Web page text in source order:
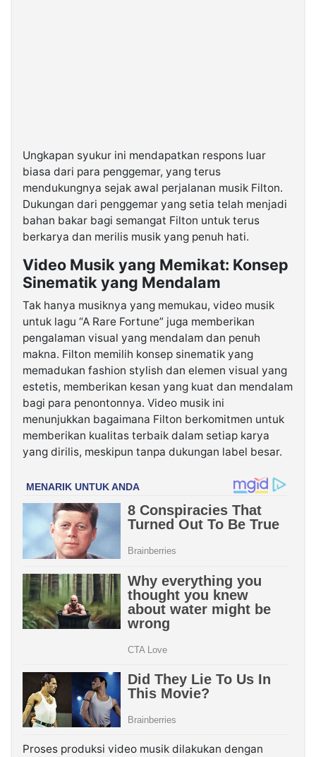
Ungkapan syukur ini mendapatkan respons luar
biasa dari para penggemar, yang terus
mendukungnya sejak awal perjalanan musik Filton.
Dukungan dari penggemar yang setia telah menjadi
bahan bakar bagi semangat Filton untuk terus
berkarya dan merilis musik yang penuh hati.
Video Musik yang Memikat: Konsep
Sinematik yang Mendalam
Tak hanya musiknya yang memukau, video musik
untuk lagu “A Rare Fortune” juga memberikan
pengalaman visual yang mendalam dan penuh
makna. Filton memilih konsep sinematik yang
memadukan fashion stylish dan elemen visual yang
estetis, memberikan kesan yang kuat dan mendalam
bagi para penontonnya. Video musik ini
menunjukkan bagaimana Filton berkomitmen untuk
memberikan kualitas terbaik dalam setiap karya
yang dirilis, meskipun tanpa dukungan label besar.
Proses produksi video musik dilakukan dengan